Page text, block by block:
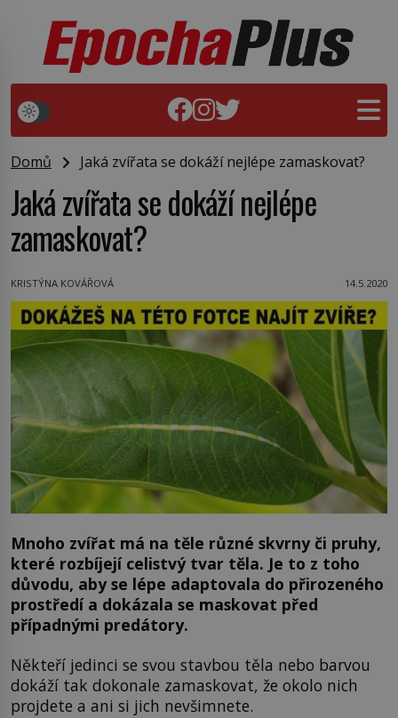
Domů Jaká zvířata se dokáží nejlépe zamaskovat?
Jaká zvířata se dokáží nejlépe
zamaskovat?
KRISTÝNA KOVÁŘOVÁ 14.5.2020
Mnoho zvířat má na těle různé skvrny či pruhy,
které rozbíjejí celistvý tvar těla. Je to z toho
důvodu, aby se lépe adaptovala do přirozeného
prostředí a dokázala se maskovat před
případnými predátory.
Někteří jedinci se svou stavbou těla nebo barvou
dokáží tak dokonale zamaskovat, že okolo nich
projdete a ani si jich nevšimnete.